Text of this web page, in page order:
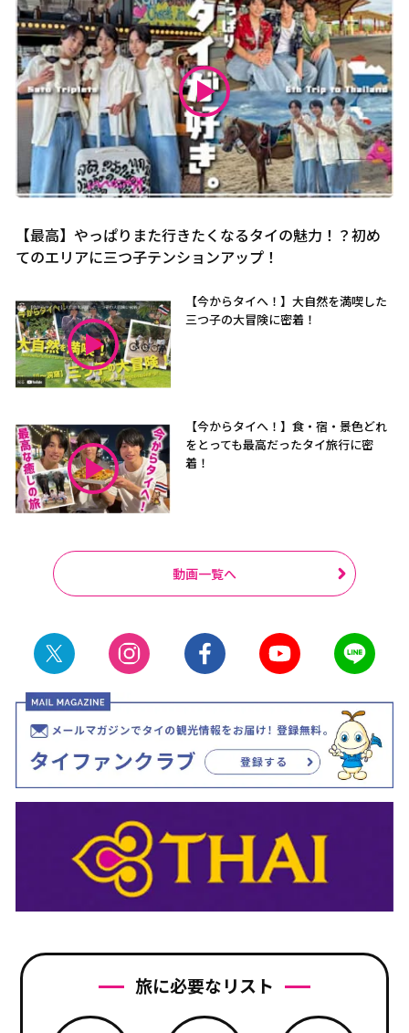
【最高】やっぱりまた行きたくなるタイの魅力！？初め
てのエリアに三つ子テンションアップ！
【今からタイへ！】大自然を満喫した
三つ子の大冒険に密着！
【今からタイへ！】食・宿・景色どれ
をとっても最高だったタイ旅行に密
着！
動画一覧へ
旅に必要なリスト